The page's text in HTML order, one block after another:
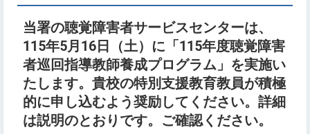
当署の聴覚障害者サービスセンターは、
115年5月16日（土）に「115年度聴覚障害
者巡回指導教師養成プログラム」を実施い
たします。貴校の特別支援教育教員が積極
的に申し込むよう奨励してください。詳細
は説明のとおりです。ご確認ください。